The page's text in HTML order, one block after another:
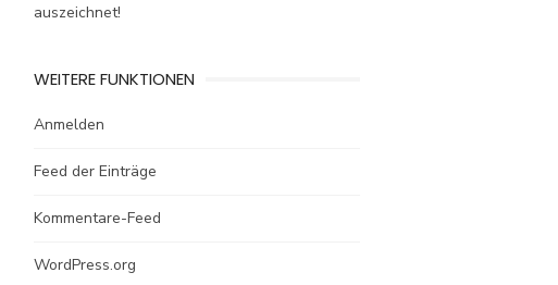
auszeichnet!
WEITERE FUNKTIONEN
Anmelden
Feed der Einträge
Kommentare-Feed
WordPress.org